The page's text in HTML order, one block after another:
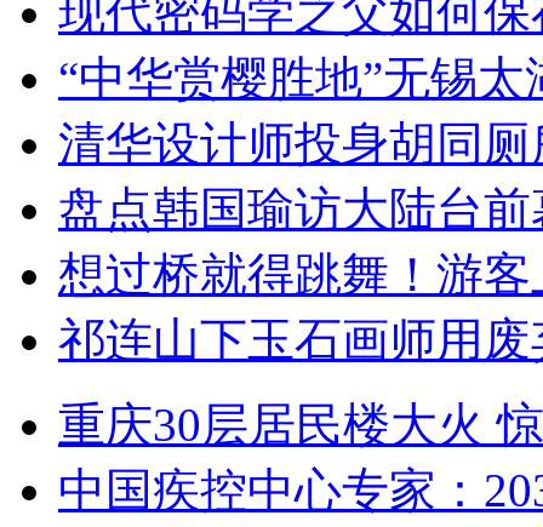
现代密码学之父如何
“中华赏樱胜地”无锡
清华设计师投身胡同
盘点韩国瑜访大陆台
想过桥就得跳舞！游客
祁连山下玉石画师用
重庆30层居民楼大火
中国疾控中心专家：